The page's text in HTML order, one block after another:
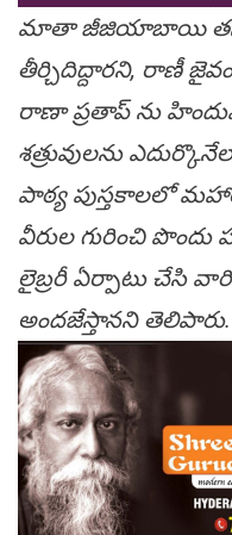
మాతా జీజియాబాయి తన
తీర్చిదిద్దారని, రాణీ
రాణా ప్రతాప్ ను
శత్రువులను
పాఠ్య పుస్తకాలలో
వీరుల గురించి
లైబ్రరీ ఏర్పాటు చేసి
అందజేస్తానని తెలిపారు.